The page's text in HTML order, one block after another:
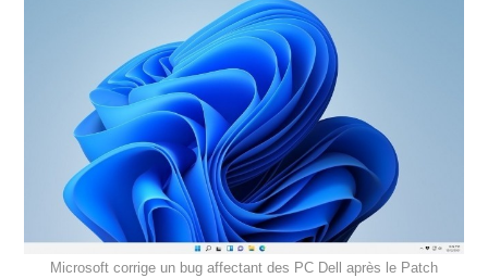
Microsoft corrige un bug affectant des PC Dell après le Patch